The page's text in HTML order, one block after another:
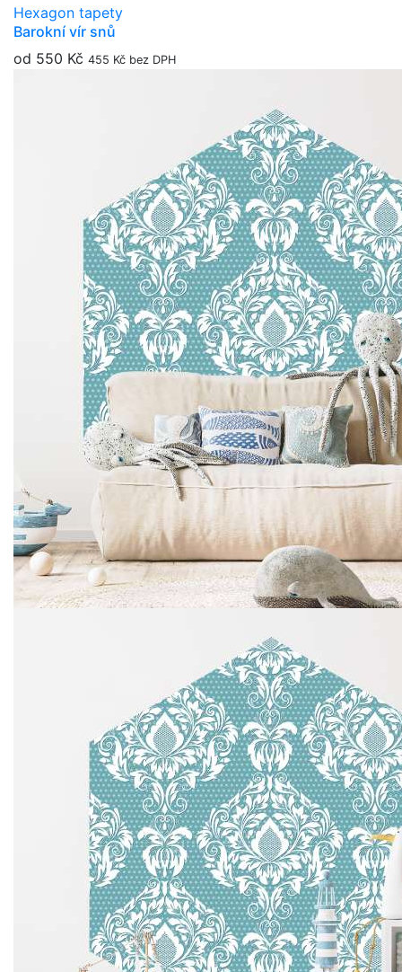
Hexagon tapety
Barokní vír snů
od 550 Kč 455 Kč bez DPH